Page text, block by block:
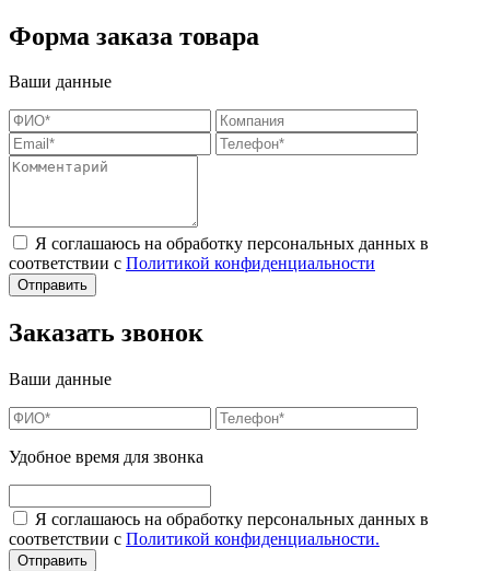
Форма заказа товара
Ваши данные
Я соглашаюсь на обработку персональных данных в
соответствии с Политикой конфиденциальности
Заказать звонок
Ваши данные
Удобное время для звонка
Я соглашаюсь на обработку персональных данных в
соответствии с Политикой конфиденциальности.